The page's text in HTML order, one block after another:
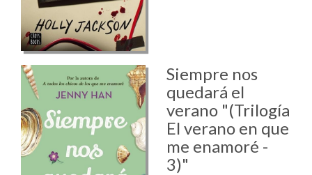
Siempre nos
quedará el
verano "(Trilogía
El verano en que
me enamoré -
3)"